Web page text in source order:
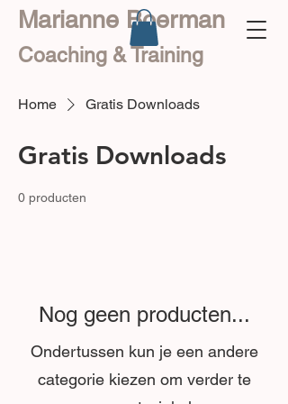
Marianne Boerman
Coaching & Training
Home Gratis Downloads
Gratis Downloads
0 producten
Nog geen producten...
Ondertussen kun je een andere
categorie kiezen om verder te